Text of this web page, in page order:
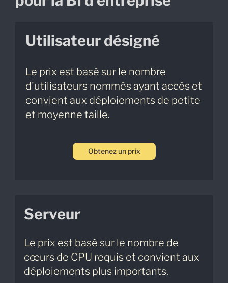
Utilisateur désigné
Le prix est basé sur le nombre
d'utilisateurs nommés ayant accès et
convient aux déploiements de petite
et moyenne taille.
Obtenez un prix
Serveur
Le prix est basé sur le nombre de
cœurs de CPU requis et convient aux
déploiements plus importants.